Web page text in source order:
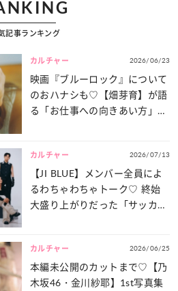
記事ランキング
カルチャー 2026/06/23
映画『ブルーロック』について
のおハナシも♡【畑芽育】が語
る「お仕事への向きあい方」と
カルチャー 2026/07/13
【JI BLUE】メンバー全員によ
るわちゃわちゃトーク♡ 終始
大盛り上がりだった「サッカー
カルチャー 2026/06/25
本編未公開のカットまで♡【乃
木坂46・金川紗耶】1st写真集